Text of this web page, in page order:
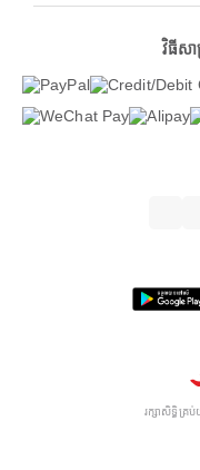
វិធីស
រក្សាសិទ្ធិគ្